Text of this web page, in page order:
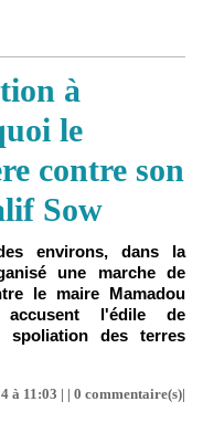
à
le
contre son
Sow
environs, dans la
une marche de
le maire Mamadou
l'édile de
spoliation des terres
à 11:03 | | 0 commentaire(s)|